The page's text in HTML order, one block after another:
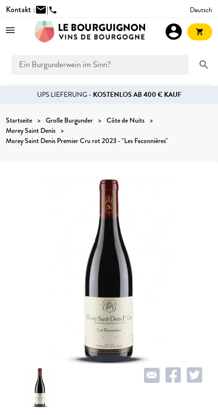
Kontakt :mail|phone Deutsch
search
account_circle shopping_cart
UPS LIEFERUNG - KOSTENLOS AB 400 € KAUF
Startseite Große Burgunder
Côte de Nuits
Morey Saint Denis
Morey Saint Denis Premier Cru rot 2023 - "Les Faconnières"